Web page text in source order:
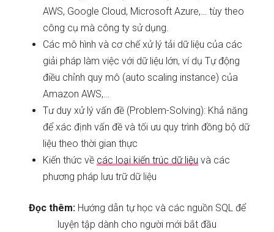
AWS, Google Cloud, Microsoft Azure,… tùy theo
công cụ mà công ty sử dụng.
Các mô hình và cơ chế xử lý tải dữ liệu của các
giải pháp làm việc với dữ liệu lớn, ví dụ Tự động
điều chỉnh quy mô (auto scaling instance) của
Amazon AWS,…
Tư duy xử lý vấn đề (Problem-Solving): Khả năng
để xác định vấn đề và tối ưu quy trình đồng bộ dữ
liệu theo thời gian thực
Kiến thức về các loại kiến trúc dữ liệu và các
phương pháp lưu trữ dữ liệu
Đọc thêm: Hướng dẫn tự học và các nguồn SQL để
luyện tập dành cho người mới bắt đầu